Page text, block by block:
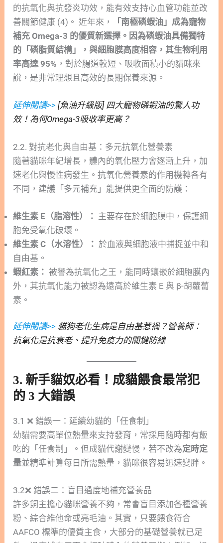
的抗氧化與抗發炎功效，能有效支持心血管功能並改
善關節健康 (4)。 近年來，
「南極磷蝦油」成為寵物
補充 Omega-3 的優質新選擇。因為磷蝦油具備獨特
的「磷脂質結構」，與細胞膜高度相容，其生物利用
率高達 95% ，對於腸道較短、吸收面積小的貓咪來
說，是非常理想且高效的長期保養來源。
延伸閱讀>>[魚油升級版] 四大寵物磷蝦油的驚人功
效！為何Omega-3吸收率更高？
2.2. 對抗老化與自由基：多元抗氧化營養素
隨著貓咪年紀增長，體內的氧化壓力會逐漸上升，加
速老化與慢性病發生。抗氧化營養素的作用機轉各有
不同，建議「多元補充」能提供更全面的防護：
維生素 E（脂溶性）： 主要存在於細胞膜中，保護細
胞免受氧化破壞。
維生素 C（水溶性）： 於血液與細胞液中捕捉並中和
自由基。
蝦紅素： 被譽為抗氧化之王，能同時鑲嵌於細胞膜內
外，其抗氧化能力被認為遠高於維生素 E 與 β-胡蘿蔔
素。
延伸閱讀>> 貓狗老化生病是自由基惹禍？營養師：
抗氧化是抗衰老、提升免疫力的關鍵防線
3. 新手貓奴必看！成貓餵食最常犯
的 3 大錯誤
3.1 ❌ 錯誤一：延續幼貓的「任食制」
幼貓需要高單位熱量來支持發育，常採用隨時都有飯
吃的「任食制」。但成貓代謝變慢，若不改為定時定
量並精準計算每日所需熱量，貓咪很容易迅速變胖。
3.2❌ 錯誤二：盲目過度地補充營養品
許多飼主擔心貓咪營養不夠，常會盲目添加各種營養
粉、綜合維他命或亮毛油。其實，只要餵食符合
AAFCO 標準的優質主食，大部分的基礎營養就已足